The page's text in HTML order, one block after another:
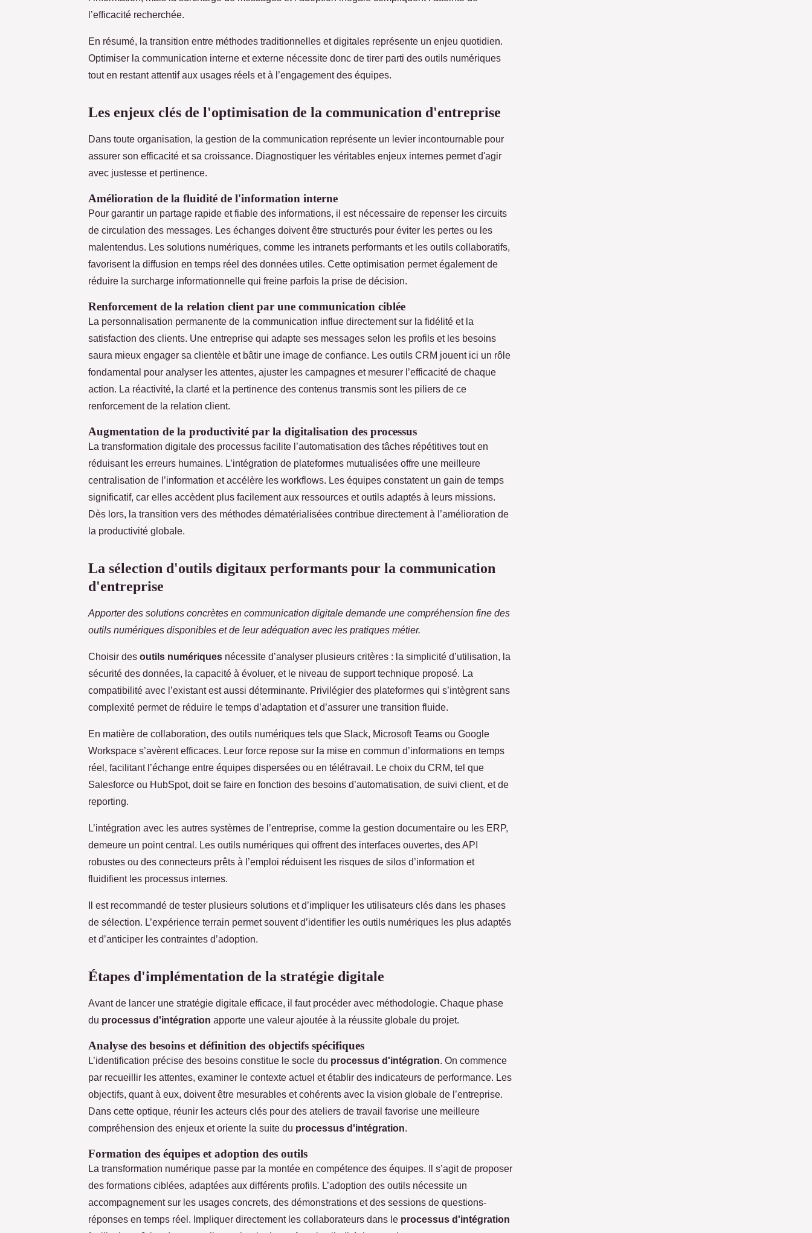
l’efficacité recherchée.
En résumé, la transition entre méthodes traditionnelles et digitales représente un enjeu quotidien.
Optimiser la communication interne et externe nécessite donc de tirer parti des outils numériques
tout en restant attentif aux usages réels et à l’engagement des équipes.
Les enjeux clés de l'optimisation de la communication d'entreprise
Dans toute organisation, la gestion de la communication représente un levier incontournable pour
assurer son efficacité et sa croissance. Diagnostiquer les véritables enjeux internes permet d'agir
avec justesse et pertinence.
Amélioration de la fluidité de l'information interne
Pour garantir un partage rapide et fiable des informations, il est nécessaire de repenser les circuits
de circulation des messages. Les échanges doivent être structurés pour éviter les pertes ou les
malentendus. Les solutions numériques, comme les intranets performants et les outils collaboratifs,
favorisent la diffusion en temps réel des données utiles. Cette optimisation permet également de
réduire la surcharge informationnelle qui freine parfois la prise de décision.
Renforcement de la relation client par une communication ciblée
La personnalisation permanente de la communication influe directement sur la fidélité et la
satisfaction des clients. Une entreprise qui adapte ses messages selon les profils et les besoins
saura mieux engager sa clientèle et bâtir une image de confiance. Les outils CRM jouent ici un rôle
fondamental pour analyser les attentes, ajuster les campagnes et mesurer l’efficacité de chaque
action. La réactivité, la clarté et la pertinence des contenus transmis sont les piliers de ce
renforcement de la relation client.
Augmentation de la productivité par la digitalisation des processus
La transformation digitale des processus facilite l’automatisation des tâches répétitives tout en
réduisant les erreurs humaines. L’intégration de plateformes mutualisées offre une meilleure
centralisation de l’information et accélère les workflows. Les équipes constatent un gain de temps
significatif, car elles accèdent plus facilement aux ressources et outils adaptés à leurs missions.
Dès lors, la transition vers des méthodes dématérialisées contribue directement à l’amélioration de
la productivité globale.
La sélection d'outils digitaux performants pour la communication
d'entreprise
Apporter des solutions concrètes en communication digitale demande une compréhension fine des
outils numériques disponibles et de leur adéquation avec les pratiques métier.
Choisir des outils numériques nécessite d’analyser plusieurs critères : la simplicité d’utilisation, la
sécurité des données, la capacité à évoluer, et le niveau de support technique proposé. La
compatibilité avec l’existant est aussi déterminante. Privilégier des plateformes qui s’intègrent sans
complexité permet de réduire le temps d’adaptation et d’assurer une transition fluide.
En matière de collaboration, des outils numériques tels que Slack, Microsoft Teams ou Google
Workspace s’avèrent efficaces. Leur force repose sur la mise en commun d’informations en temps
réel, facilitant l’échange entre équipes dispersées ou en télétravail. Le choix du CRM, tel que
Salesforce ou HubSpot, doit se faire en fonction des besoins d’automatisation, de suivi client, et de
reporting.
L’intégration avec les autres systèmes de l’entreprise, comme la gestion documentaire ou les ERP,
demeure un point central. Les outils numériques qui offrent des interfaces ouvertes, des API
robustes ou des connecteurs prêts à l’emploi réduisent les risques de silos d’information et
fluidifient les processus internes.
Il est recommandé de tester plusieurs solutions et d’impliquer les utilisateurs clés dans les phases
de sélection. L’expérience terrain permet souvent d’identifier les outils numériques les plus adaptés
et d’anticiper les contraintes d’adoption.
Étapes d'implémentation de la stratégie digitale
Avant de lancer une stratégie digitale efficace, il faut procéder avec méthodologie. Chaque phase
du processus d'intégration apporte une valeur ajoutée à la réussite globale du projet.
Analyse des besoins et définition des objectifs spécifiques
L’identification précise des besoins constitue le socle du processus d'intégration. On commence
par recueillir les attentes, examiner le contexte actuel et établir des indicateurs de performance. Les
objectifs, quant à eux, doivent être mesurables et cohérents avec la vision globale de l’entreprise.
Dans cette optique, réunir les acteurs clés pour des ateliers de travail favorise une meilleure
compréhension des enjeux et oriente la suite du processus d'intégration.
Formation des équipes et adoption des outils
La transformation numérique passe par la montée en compétence des équipes. Il s’agit de proposer
des formations ciblées, adaptées aux différents profils. L’adoption des outils nécessite un
accompagnement sur les usages concrets, des démonstrations et des sessions de questions-
réponses en temps réel. Impliquer directement les collaborateurs dans le processus d'intégration